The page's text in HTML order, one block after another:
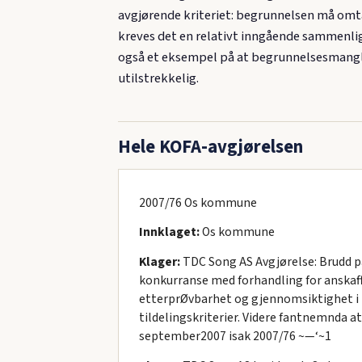
avgjørende kriteriet: begrunnelsen må
kreves det en relativt inngående
også et eksempel på at
utilstrekkelig.
Hele KOFA-avgjørelsen
2007/76 Os kommune
Innklaget:Os kommune
Klager:TDC Song AS Avgjørelse:
konkurranse med forhandling for
etterprØvbarhet og gjennomsiktighet i
tildelingskriterier. Videre fantnemnda
september2007 isak 2007/76 ~—‘~1